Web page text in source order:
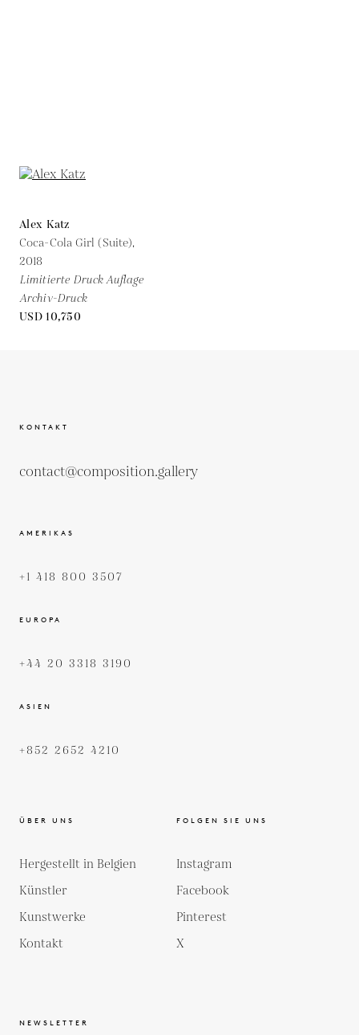
Alex Katz
Coca-Cola Girl (Suite),
2018
Limitierte Druck Auflage
Archiv-Druck
USD 10,750
KONTAKT
contact@composition.gallery
AMERIKAS
+1 418 800 3507
EUROPA
+44 20 3318 3190
ASIEN
+852 2652 4210
ÜBER UNS
Hergestellt in Belgien
Künstler
Kunstwerke
Kontakt
FOLGEN SIE UNS
Instagram
Facebook
Pinterest
X
NEWSLETTER